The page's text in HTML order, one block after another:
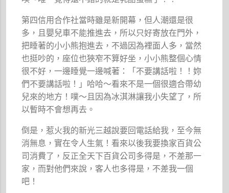
第四信用合作社當時雖是新開幕，但人潮還是很
多，且嬰兒車不能推進去，所以只好寄放在門外，
把睡著的小小熊抱進去，不過因為裡面人多，當然
也挺吵的，座位也狹窄不算好坐，小小熊整個心情
很不好，一邊睡覺一邊喊著：「不要講話啦！！妳
們不要講話啦！」哈哈～看來不是一個很適合帶幼
兒來的地方！噗～且因為冰淇淋讓我小失望了，所
以暫時不會想再去。
倒是，惹火我的新光三越說要回電話給我，至今無
消無息，實在令人生氣！看來以後我要換家百貨公
司消費了，反正全天下百貨公司多得是，不差那一
家，而對他們來說，客人也多得是，不差我一個
吧！